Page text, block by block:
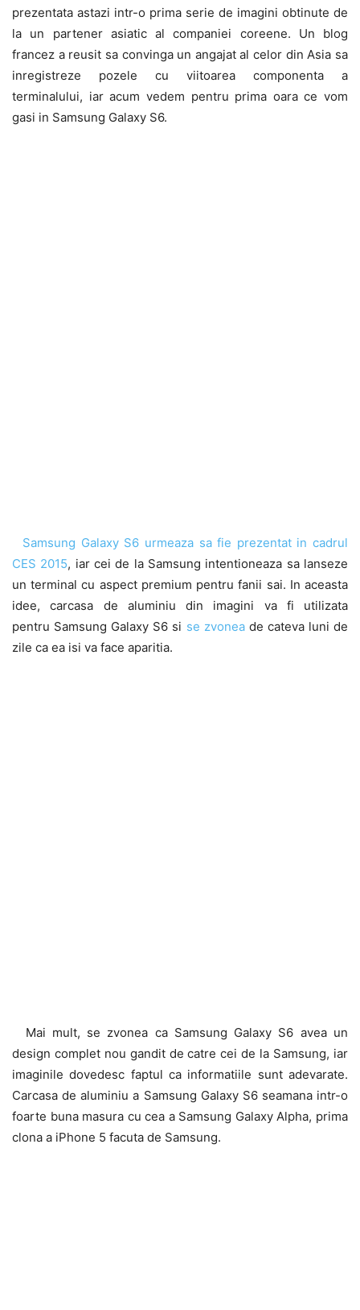
prezentata astazi intr-o prima serie de imagini obtinute de
la un partener asiatic al companiei coreene. Un blog
francez a reusit sa convinga un angajat al celor din Asia sa
inregistreze pozele cu viitoarea componenta a
terminalului, iar acum vedem pentru prima oara ce vom
gasi in Samsung Galaxy S6.
Samsung Galaxy S6 urmeaza sa fie prezentat in cadrul
CES 2015, iar cei de la Samsung intentioneaza sa lanseze
un terminal cu aspect premium pentru fanii sai. In aceasta
idee, carcasa de aluminiu din imagini va fi utilizata
pentru Samsung Galaxy S6 si se zvoneade cateva luni de
zile ca ea isi va face aparitia.
Mai mult, se zvonea ca Samsung Galaxy S6 avea un
design complet nou gandit de catre cei de la Samsung, iar
imaginile dovedesc faptul ca informatiile sunt adevarate.
Carcasa de aluminiu a Samsung Galaxy S6 seamana intr-o
foarte buna masura cu cea a Samsung Galaxy Alpha, prima
clona a iPhone 5 facuta de Samsung.